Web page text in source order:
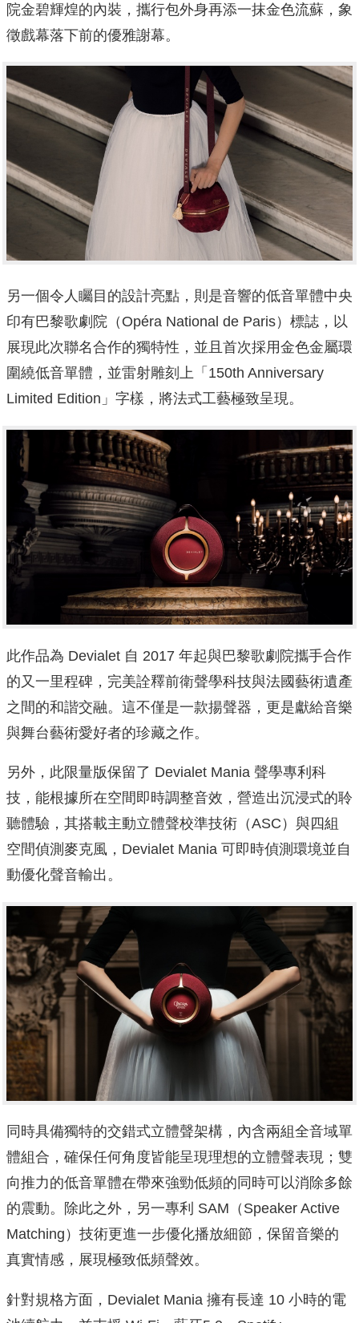
院金碧輝煌的內裝，攜行包外身再添一抹金色流蘇，象
徵戲幕落下前的優雅謝幕。
另一個令人矚目的設計亮點，則是音響的低音單體中央
印有巴黎歌劇院（Opéra National de Paris）標誌，以
展現此次聯名合作的獨特性，並且首次採用金色金屬環
圍繞低音單體，並雷射雕刻上「150th Anniversary
Limited Edition」字樣，將法式工藝極致呈現。
此作品為 Devialet 自 2017 年起與巴黎歌劇院攜手合作
的又一里程碑，完美詮釋前衛聲學科技與法國藝術遺產
之間的和諧交融。這不僅是一款揚聲器，更是獻給音樂
與舞台藝術愛好者的珍藏之作。
另外，此限量版保留了 Devialet Mania 聲學專利科
技，能根據所在空間即時調整音效，營造出沉浸式的聆
聽體驗，其搭載主動立體聲校準技術（ASC）與四組
空間偵測麥克風，Devialet Mania 可即時偵測環境並自
動優化聲音輸出。
同時具備獨特的交錯式立體聲架構，內含兩組全音域單
體組合，確保任何角度皆能呈現理想的立體聲表現；雙
向推力的低音單體在帶來強勁低頻的同時可以消除多餘
的震動。除此之外，另一專利 SAM（Speaker Active
Matching）技術更進一步優化播放細節，保留音樂的
真實情感，展現極致低頻聲效。
針對規格方面，Devialet Mania 擁有長達 10 小時的電